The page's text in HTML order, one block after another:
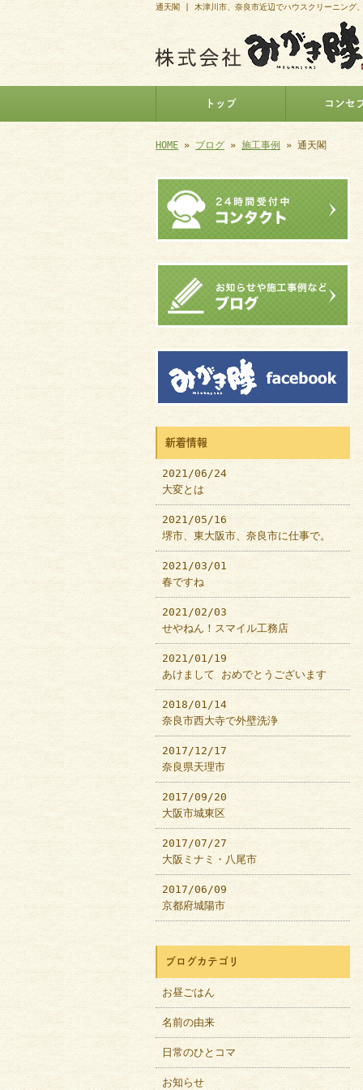
通天閣 | 木津川市、奈良市近辺でハウスクリーニング
トップ コンセ
HOME » ブログ » 施工事例 » 通天閣
新着情報
2021/06/24
大変とは
2021/05/16
堺市、東大阪市、奈良市に仕事で。
2021/03/01
春ですね
2021/02/03
せやねん！スマイル工務店
2021/01/19
あけまして おめでとうございます
2018/01/14
奈良市西大寺で外壁洗浄
2017/12/17
奈良県天理市
2017/09/20
大阪市城東区
2017/07/27
大阪ミナミ・八尾市
2017/06/09
京都府城陽市
ブログカテゴリ
お昼ごはん
名前の由来
日常のひとコマ
お知らせ